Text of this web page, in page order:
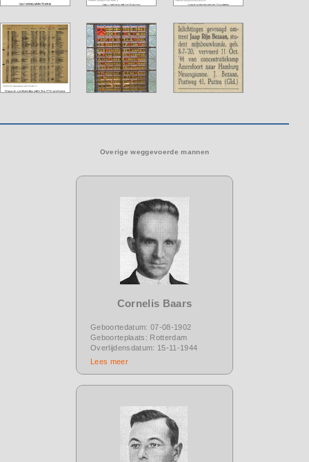
Overige weggevoerde mannen
Cornelis Baars
Geboortedatum: 07-08-1902
Geboorteplaats: Rotterdam
Overlijdensdatum: 15-11-1944
Lees meer